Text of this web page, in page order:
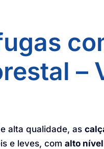
–
alta qualidade, as
e leves, com alto